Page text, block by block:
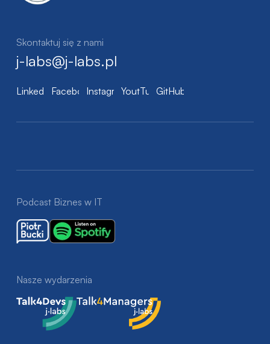
Skontaktuj się z nami
j-labs@j-labs.pl
LinkedIn FacebookInstagramYoutTubeGitHub
Podcast Biznes w IT
Nasze wydarzenia
Talk4Devs
Talk4Managers